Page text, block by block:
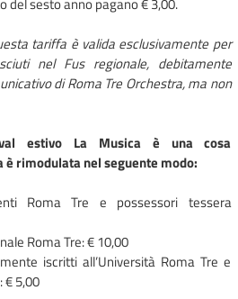
del sesto anno pagano € 3,00.
tariffa è valida esclusivamente per
nel Fus regionale, debitamente
di Roma Tre Orchestra, ma non
estivo La Musica è una cosa
rimodulata nel seguente modo:
Roma Tre e possessori tessera
Roma Tre: € 10,00
iscritti all’Università Roma Tre e
€ 5,00